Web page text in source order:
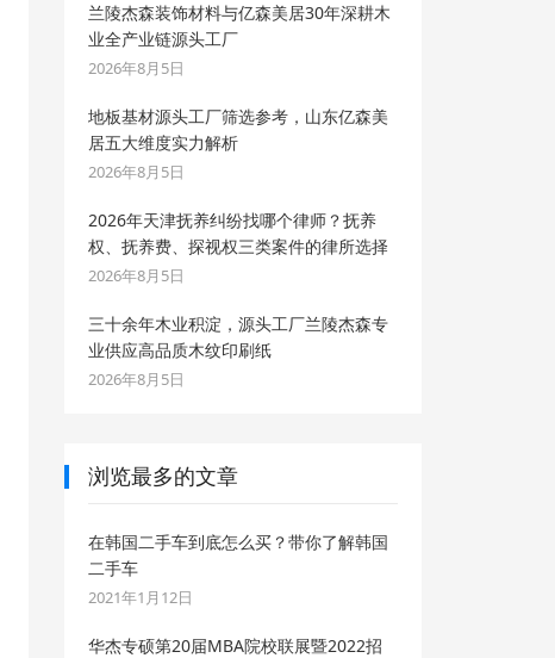
兰陵杰森装饰材料与亿森美居30年深耕木
业全产业链源头工厂
2026年8月5日
地板基材源头工厂筛选参考，山东亿森美
居五大维度实力解析
2026年8月5日
2026年天津抚养纠纷找哪个律师？抚养
权、抚养费、探视权三类案件的律所选择
2026年8月5日
三十余年木业积淀，源头工厂兰陵杰森专
业供应高品质木纹印刷纸
2026年8月5日
浏览最多的文章
在韩国二手车到底怎么买？带你了解韩国
二手车
2021年1月12日
华杰专硕第20届MBA院校联展暨2022招